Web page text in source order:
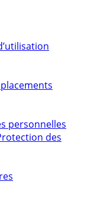
personnelles
des